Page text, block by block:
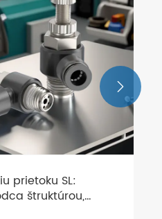
prietoku SL:
štruktúrou,
